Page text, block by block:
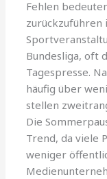
Fehlen
zurückzuführen
Bundesliga, oft
Tagespresse.
häufig über
stellen
Die
Trend, da viele
weniger